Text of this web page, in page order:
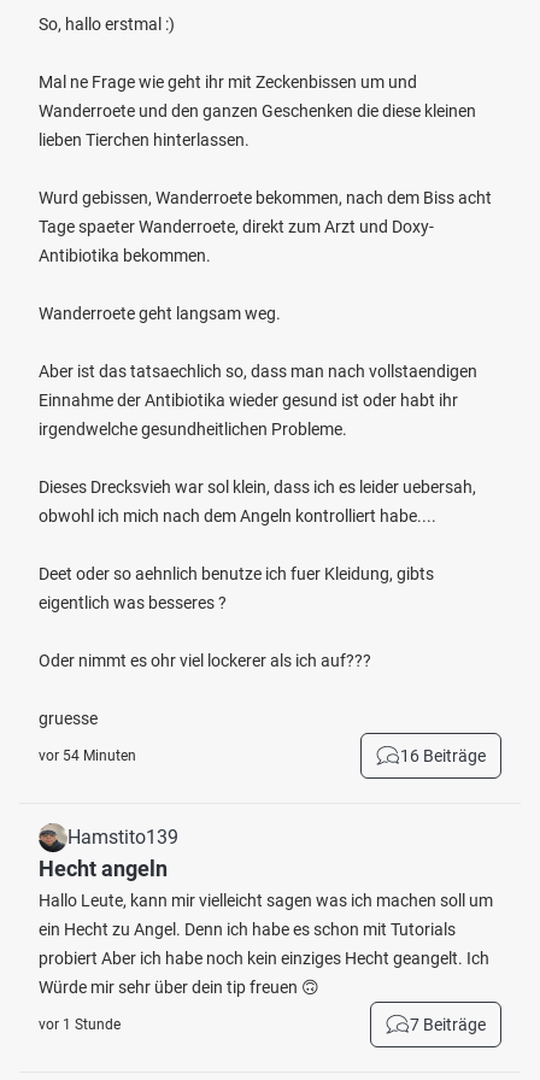
So, hallo erstmal :)
Mal ne Frage wie geht ihr mit Zeckenbissen um und
Wanderroete und den ganzen Geschenken die diese kleinen
lieben Tierchen hinterlassen.
Wurd gebissen, Wanderroete bekommen, nach dem Biss acht
Tage spaeter Wanderroete, direkt zum Arzt und Doxy-
Antibiotika bekommen.
Wanderroete geht langsam weg.
Aber ist das tatsaechlich so, dass man nach vollstaendigen
Einnahme der Antibiotika wieder gesund ist oder habt ihr
irgendwelche gesundheitlichen Probleme.
Dieses Drecksvieh war sol klein, dass ich es leider uebersah,
obwohl ich mich nach dem Angeln kontrolliert habe....
Deet oder so aehnlich benutze ich fuer Kleidung, gibts
eigentlich was besseres ?
Oder nimmt es ohr viel lockerer als ich auf???
gruesse
vor 54 Minuten 16 Beiträge
Hamstito139
Hecht angeln
Hallo Leute, kann mir vielleicht sagen was ich machen soll um
ein Hecht zu Angel. Denn ich habe es schon mit Tutorials
probiert Aber ich habe noch kein einziges Hecht geangelt. Ich
Würde mir sehr über dein tip freuen 🙃
vor 1 Stunde 7 Beiträge